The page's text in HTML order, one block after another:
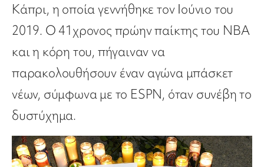
Κάπρι, η οποία γεννήθηκε τον Ιούνιο του
2019. Ο 41χρονος πρώην παίκτης του ΝΒΑ
και η κόρη του, πήγαιναν να
παρακολουθήσουν έναν αγώνα μπάσκετ
νέων, σύμφωνα με το ESPN, όταν συνέβη το
δυστύχημα.